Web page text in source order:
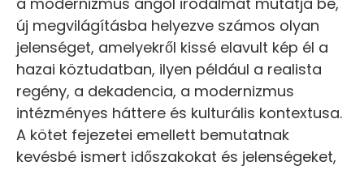
új megvilágításba helyezve számos olyan
jelenséget, amelyekről kissé elavult kép él a
hazai köztudatban, ilyen például a realista
regény, a dekadencia, a modernizmus
intézményes háttere és kulturális kontextusa.
A kötet fejezetei emellett bemutatnak
kevésbé ismert időszakokat és jelenségeket,